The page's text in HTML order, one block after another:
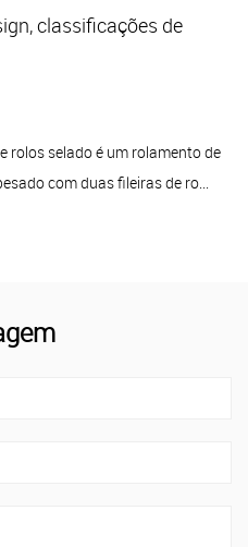
classificações de
rolos selado é um rolamento de
com duas fileiras de ro...